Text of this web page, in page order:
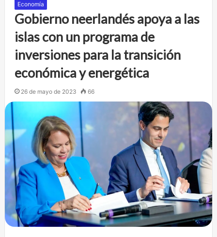
Economía
Gobierno neerlandés apoya a las
islas con un programa de
inversiones para la transición
económica y energética
26 de mayo de 2023 66